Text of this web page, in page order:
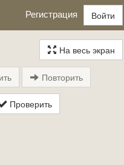
Регистрация Войти
На весь экран
Проверить
Повторить